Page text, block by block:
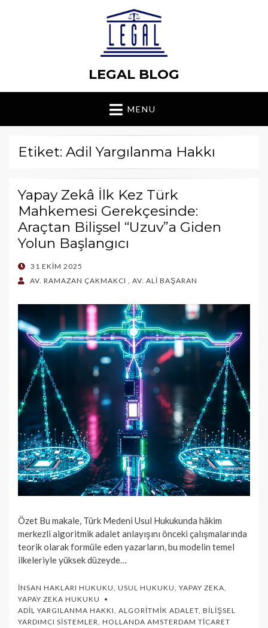
LEGAL BLOG
MENU
Etiket: Adil Yargılanma Hakkı
Yapay Zekâ İlk Kez Türk
Mahkemesi Gerekçesinde:
Araçtan Bilişsel “Uzuv”a Giden
Yolun Başlangıcı
POSTED
ON
31 EKIM 2025
AV. RAMAZAN ÇAKMAKCI , AV. ALİ BAŞARAN
Özet Bu makale, Türk Medeni Usul Hukukunda hâkim
merkezli algoritmik adalet anlayışını önceki çalışmalarında
teorik olarak formüle eden yazarların, bu modelin temel
ilkeleriyle yüksek düzeyde…
İNSAN HAKLARI HUKUKU, USUL HUKUKU, YAPAY ZEKA,
YAPAY ZEKA HUKUKU
ADIL YARGILANMA HAKKI, ALGORITMIK ADALET, BILIŞSEL
YARDIMCI SISTEMLER, HOLLANDA AMSTERDAM TICARET